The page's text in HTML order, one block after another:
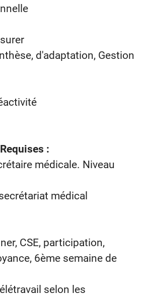
d'adaptation, Gestion
:
médicale. Niveau
médical
CSE, participation,
6ème semaine de
selon les